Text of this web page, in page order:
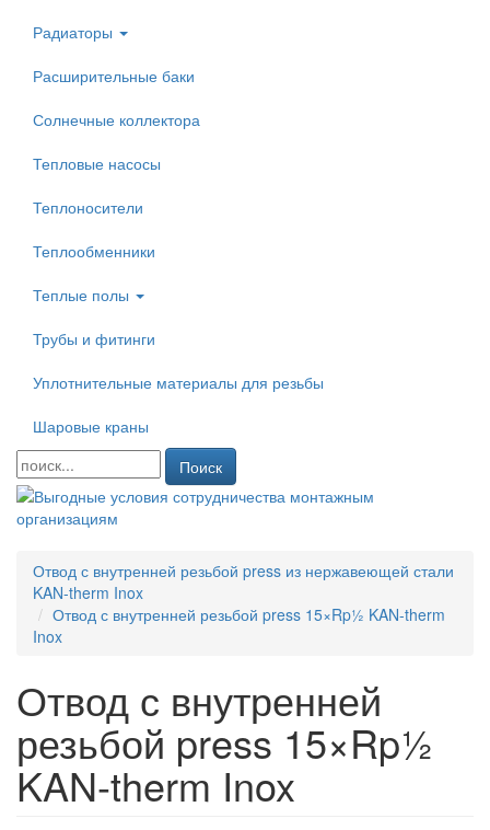
Радиаторы
Расширительные баки
Солнечные коллектора
Тепловые насосы
Теплоносители
Теплообменники
Теплые полы
Трубы и фитинги
Уплотнительные материалы для резьбы
Шаровые краны
Поиск
Отвод с внутренней резьбой press из нержавеющей стали
KAN-therm Inox
Отвод с внутренней резьбой press 15×Rp½ KAN-therm
Inox
Отвод с внутренней
резьбой press 15×Rp½
KAN-therm Inox